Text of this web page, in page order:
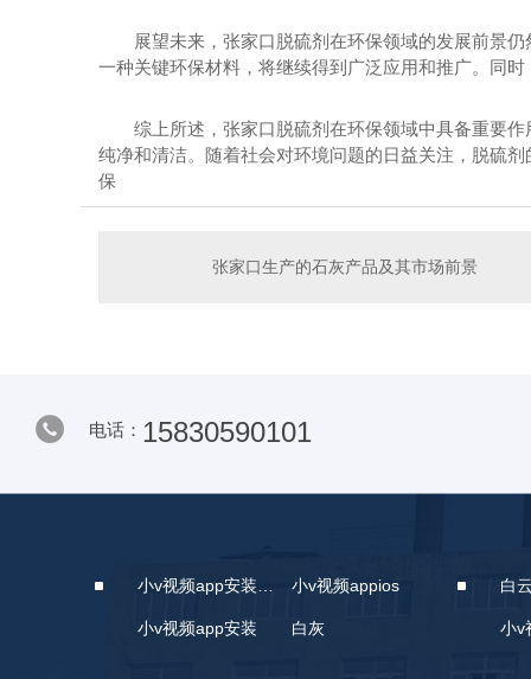
展望未来，张家口脱硫剂在环保领域的发展前景
一种关键环保材料，将继续得到广泛应用和推广。同时
综上所述，张家口脱硫剂在环保领域中具备重要作
纯净和清洁。随着社会对环境问题的日益关注，脱硫
保
张家口生产的石灰产品及其市场前景
电话： 15830590101
小v视频appios
小v视频app安装 白灰
白
小v